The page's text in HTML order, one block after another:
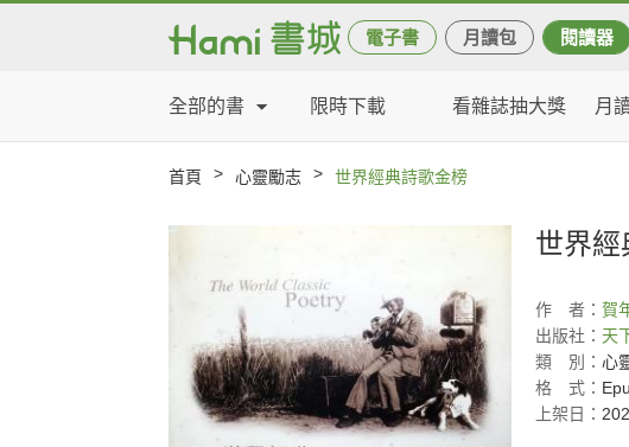
電子書 月讀包 閱讀器
全部的書 限時下載 看雜誌抽大獎 月
首頁 > 心靈勵志 > 世界經典詩歌金榜
世界經
作 者： 賀
出版社： 天
類
別： 心
格
式：
上架日：